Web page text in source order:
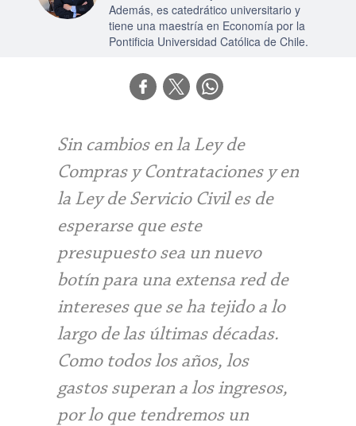
Además, es catedrático universitario y
tiene una maestría en Economía por la
Pontificia Universidad Católica de Chile.
Sin cambios en la Ley de
Compras y Contrataciones y en
la Ley de Servicio Civil es de
esperarse que este
presupuesto sea un nuevo
botín para una extensa red de
intereses que se ha tejido a lo
largo de las últimas décadas.
Como todos los años, los
gastos superan a los ingresos,
por lo que tendremos un